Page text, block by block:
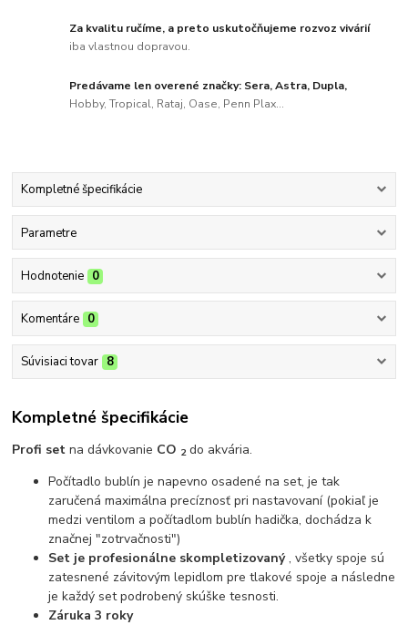
Za kvalitu ručíme, a preto uskutočňujeme rozvoz vivárií
iba vlastnou dopravou.
Predávame len overené značky: Sera, Astra, Dupla,
Hobby, Tropical, Rataj, Oase, Penn Plax...
Kompletné špecifikácie
Parametre
Hodnotenie 0
Komentáre 0
Súvisiaci tovar 8
Kompletné špecifikácie
Profi set na dávkovanie CO 2 do akvária.
Počítadlo bublín je napevno osadené na set, je tak
zaručená maximálna precíznosť pri nastavovaní (pokiaľ je
medzi ventilom a počítadlom bublín hadička, dochádza k
značnej "zotrvačnosti")
Set je profesionálne skompletizovaný, všetky spoje sú
zatesnené závitovým lepidlom pre tlakové spoje a následne
je každý set podrobený skúške tesnosti.
Záruka 3 roky